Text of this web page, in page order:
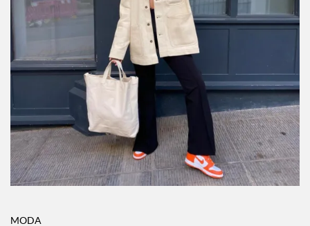
MODA